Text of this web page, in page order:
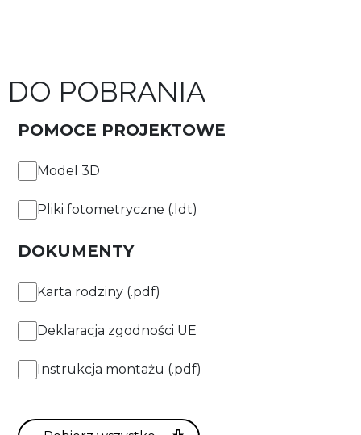
DO POBRANIA
POMOCE PROJEKTOWE
Model 3D
Pliki fotometryczne (.ldt)
DOKUMENTY
Karta rodziny (.pdf)
Deklaracja zgodności UE
Instrukcja montażu (.pdf)